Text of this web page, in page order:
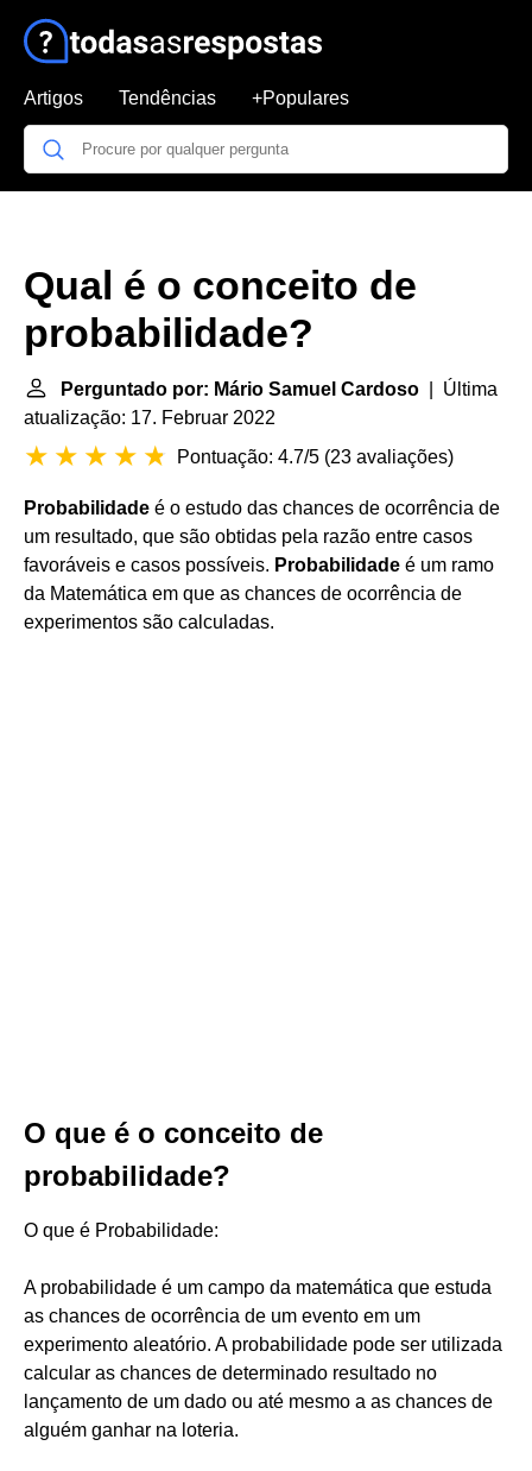
Artigos Tendências +Populares
Qual é o conceito de
probabilidade?
Perguntado por: Mário Samuel Cardoso | Última
atualização: 17. Februar 2022
Pontuação: 4.7/5 (23 avaliações)
Probabilidade é o estudo das chances de ocorrência de
um resultado, que são obtidas pela razão entre casos
favoráveis e casos possíveis. Probabilidade é um ramo
da Matemática em que as chances de ocorrência de
experimentos são calculadas.
O que é o conceito de
probabilidade?
O que é Probabilidade:
A probabilidade é um campo da matemática que estuda
as chances de ocorrência de um evento em um
experimento aleatório. A probabilidade pode ser utilizada
calcular as chances de determinado resultado no
lançamento de um dado ou até mesmo a as chances de
alguém ganhar na loteria.